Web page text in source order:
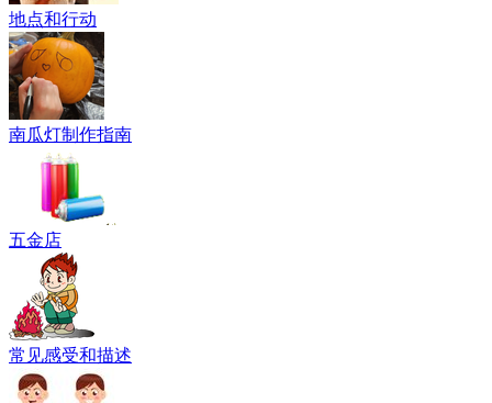
地点和行动
南瓜灯制作指南
五金店
常见感受和描述